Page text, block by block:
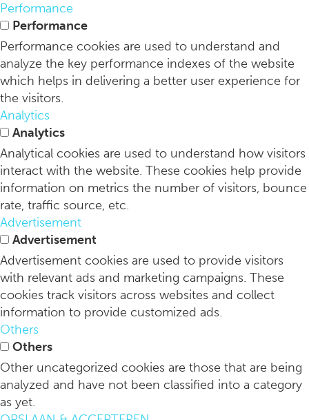
Performance
Performance
Performance cookies are used to understand and
analyze the key performance indexes of the website
which helps in delivering a better user experience for
the visitors.
Analytics
Analytics
Analytical cookies are used to understand how visitors
interact with the website. These cookies help provide
information on metrics the number of visitors, bounce
rate, traffic source, etc.
Advertisement
Advertisement
Advertisement cookies are used to provide visitors
with relevant ads and marketing campaigns. These
cookies track visitors across websites and collect
information to provide customized ads.
Others
Others
Other uncategorized cookies are those that are being
analyzed and have not been classified into a category
as yet.